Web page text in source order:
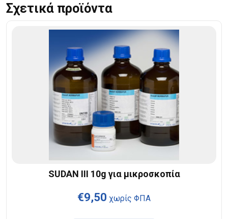
Σχετικά προϊόντα
SUDAN III 10g για μικροσκοπία
€9,50 χωρίς ΦΠΑ